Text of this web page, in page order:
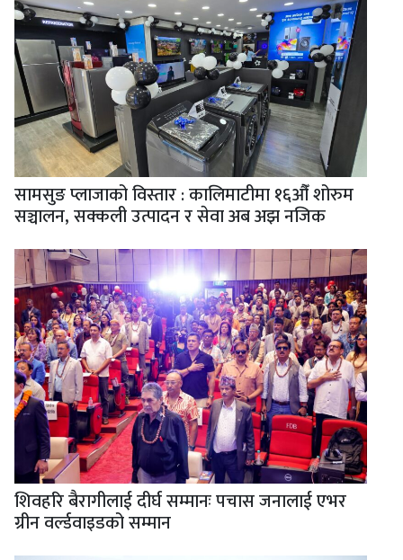
सामसुङ प्लाजाको विस्तार : कालिमाटीमा १६औँ शोरुम
सञ्चालन, सक्कली उत्पादन र सेवा अब अझ नजिक
शिवहरि बैरागीलाई दीर्घ सम्मानः पचास जनालाई एभर
ग्रीन वर्ल्डवाइडको सम्मान